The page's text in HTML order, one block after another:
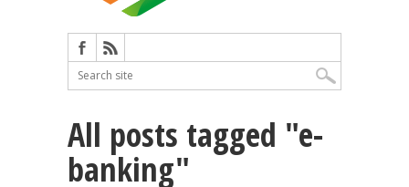
All posts tagged "e-
banking"